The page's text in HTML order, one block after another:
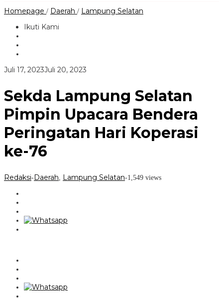
Homepage / Daerah / Lampung Selatan
76
Ikuti Kami
Juli 17, 2023Juli 20, 2023
Sekda Lampung Selatan
Pimpin Upacara Bendera
Peringatan Hari Koperasi
ke-76
Redaksi-Daerah Lampung Selatan-1,549 views